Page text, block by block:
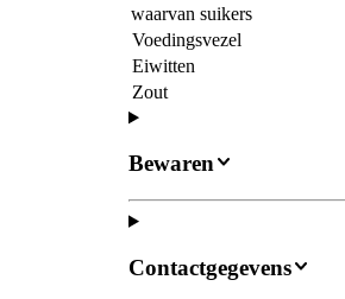
waarvan suikers
Voedingsvezel
Eiwitten
Zout
Bewaren
Contactgegevens